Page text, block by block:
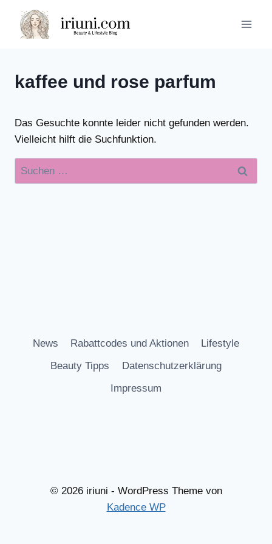
Inhalt
springen
kaffee und rose parfum
Das Gesuchte konnte leider nicht gefunden werden.
Vielleicht hilft die Suchfunktion.
Suchen
nach:
News Rabattcodes und Aktionen
Lifestyle
Beauty Tipps
Datenschutzerklärung
Impressum
© 2026 iriuni - WordPress Theme von
Kadence WP